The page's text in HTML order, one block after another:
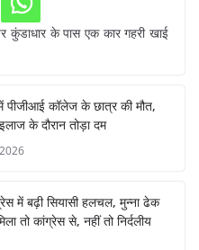
कुंडाधार के पास एक कार गहरी खाई
कॉलेज के छात्र की मौत,
के दौरान तोड़ा दम
में बढ़ी सियासी हलचल, मुन्ना ढेक
तो कांग्रेस से, नहीं तो निर्दलीय